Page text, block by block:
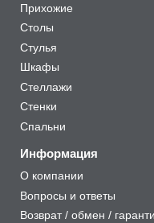
Прихожие
Столы
Стулья
Шкафы
Стеллажи
Стенки
Спальни
Информация
О компании
Вопросы и ответы
Возврат / обмен /